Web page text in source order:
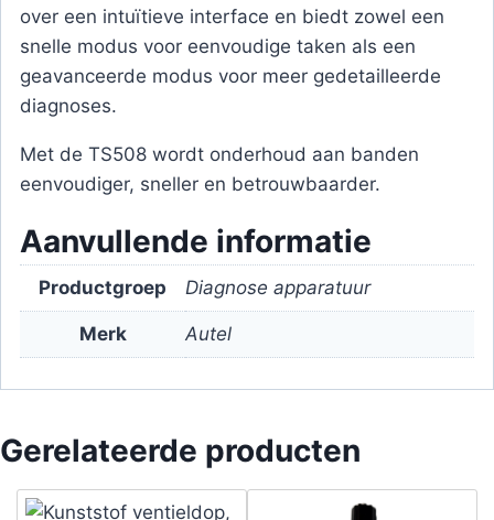
over een intuïtieve interface en biedt zowel een
snelle modus voor eenvoudige taken als een
geavanceerde modus voor meer gedetailleerde
diagnoses.
Met de TS508 wordt onderhoud aan banden
eenvoudiger, sneller en betrouwbaarder.
Aanvullende informatie
Productgroep Diagnose apparatuur
Merk Autel
Gerelateerde producten